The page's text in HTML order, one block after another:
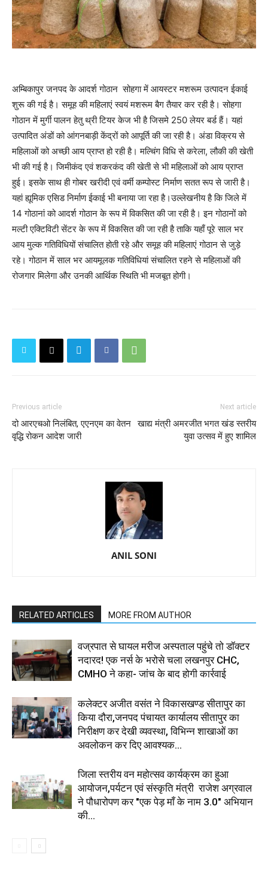
अम्बिकापुर जनपद के आदर्श गोठान सोहगा में आयस्टर मशरूम उत्पादन ईकाई
शुरू की गई है। समूह की महिलाएं स्वयं मशरूम बैग तैयार कर रही है। सोहगा
गोठान में मुर्गी पालन हेतु थ्री टियर केज भी है जिसमे 250 लेयर बर्ड हैं। यहां
उत्पादित अंडों को आंगनबाड़ी केंद्रों को आपूर्ति की जा रही है। अंडा विक्रय से
महिलाओं को अच्छी आय प्राप्त हो रही है। मल्चिंग विधि से करेला, लौकी की खेती
भी की गई है। जिमीकंद एवं शकरकंद की खेती से भी महिलाओं को आय प्राप्त
हुई। इसके साथ ही गोबर खरीदी एवं वर्मी कम्पोस्ट निर्माण सतत रूप से जारी है।
यहां ह्यूमिक एसिड निर्माण ईकाई भी बनाया जा रहा है।उल्लेखनीय है कि जिले में
14 गोठानां को आदर्श गोठान के रूप में विकसित की जा रही है। इन गोठानों को
मल्टी एक्टिविटी सेंटर के रूप में विकसित की जा रही है ताकि यहाँ पूरे साल भर
आय मुल्क गतिविधियों संचालित होती रहे और समूह की महिलाएं गोठान से जुड़े
रहे। गोठान में साल भर आयमूलक गतिविधियां संचालित रहने से महिलाओं की
रोजगार मिलेगा और उनकी आर्थिक स्थिति भी मजबूत होगी।
Previous article
दो आरएचओ निलंबित, एएनएम का वेतन
वृद्धि रोकन आदेश जारी
Next article
खाद्य मंत्री अमरजीत भगत खंड स्तरीय
युवा उत्सव में हुए शामिल
ANIL SONI
RELATED ARTICLES MORE FROM AUTHOR
वज्रपात से घायल मरीज अस्पताल पहुंचे तो डॉक्टर
नदारद! एक नर्स के भरोसे चला लखनपुर CHC,
CMHO ने कहा- जांच के बाद होगी कार्रवाई
कलेक्टर अजीत वसंत ने विकासखण्ड सीतापुर का
किया दौरा,जनपद पंचायत कार्यालय सीतापुर का
निरीक्षण कर देखी व्यवस्था, विभिन्न शाखाओं का
अवलोकन कर दिए आवश्यक...
जिला स्तरीय वन महोत्सव कार्यक्रम का हुआ
आयोजन,पर्यटन एवं संस्कृति मंत्री राजेश अग्रवाल
ने पौधारोपण कर "एक पेड़ माँ के नाम 3.0" अभियान
की...